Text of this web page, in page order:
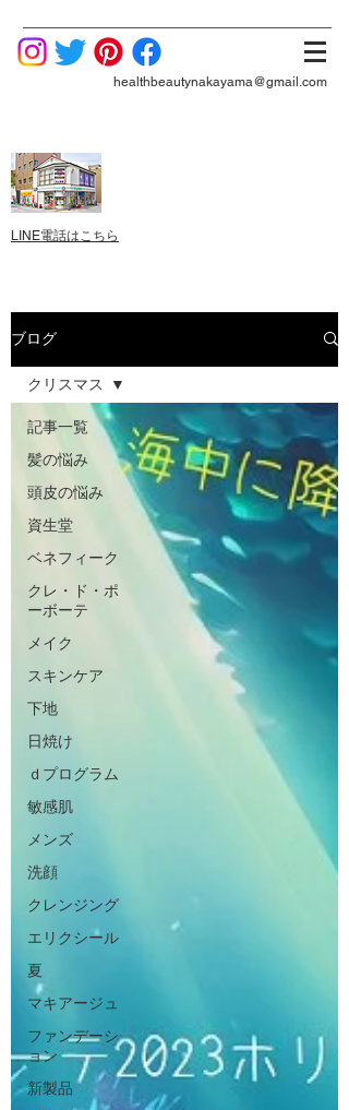
healthbeautynakayama@gmail.com
LINE電話はこちら
ブログ
記事一覧
髪の悩み
頭皮の悩み
資生堂
ベネフィーク
クレ・ド・ポ
ーボーテ
メイク
スキンケア
下地
日焼け
ｄプログラム
敏感肌
メンズ
洗顔
クレンジング
エリクシール
夏
マキアージュ
ファンデーシ
ョン
新製品
クリスマス